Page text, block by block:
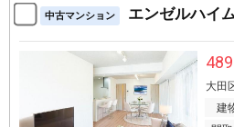
中古マンション エンゼルハイ
大田
建